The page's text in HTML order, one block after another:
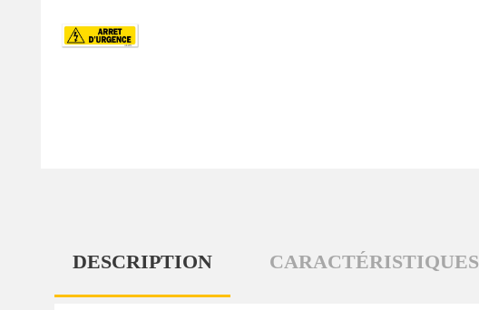
DESCRIPTION CARACTÉRISTIQUES